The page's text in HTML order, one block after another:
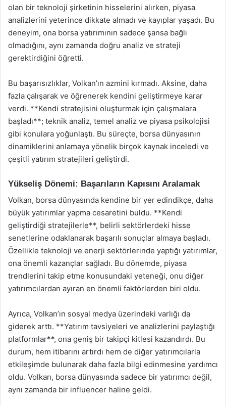
olan bir teknoloji şirketinin hisselerini alırken, piyasa
analizlerini yeterince dikkate almadı ve kayıplar yaşadı. Bu
deneyim, ona borsa yatırımının sadece şansa bağlı
olmadığını, aynı zamanda doğru analiz ve strateji
gerektirdiğini öğretti.
Bu başarısızlıklar, Volkan’ın azmini kırmadı. Aksine, daha
fazla çalışarak ve öğrenerek kendini geliştirmeye karar
verdi. **Kendi stratejisini oluşturmak için çalışmalara
başladı**; teknik analiz, temel analiz ve piyasa psikolojisi
gibi konulara yoğunlaştı. Bu süreçte, borsa dünyasının
dinamiklerini anlamaya yönelik birçok kaynak inceledi ve
çeşitli yatırım stratejileri geliştirdi.
Yükseliş Dönemi: Başarıların Kapısını Aralamak
Volkan, borsa dünyasında kendine bir yer edindikçe, daha
büyük yatırımlar yapma cesaretini buldu. **Kendi
geliştirdiği stratejilerle**, belirli sektörlerdeki hisse
senetlerine odaklanarak başarılı sonuçlar almaya başladı.
Özellikle teknoloji ve enerji sektörlerinde yaptığı yatırımlar,
ona önemli kazançlar sağladı. Bu dönemde, piyasa
trendlerini takip etme konusundaki yeteneği, onu diğer
yatırımcılardan ayıran en önemli faktörlerden biri oldu.
Ayrıca, Volkan’ın sosyal medya üzerindeki varlığı da
giderek arttı. **Yatırım tavsiyeleri ve analizlerini paylaştığı
platformlar**, ona geniş bir takipçi kitlesi kazandırdı. Bu
durum, hem itibarını artırdı hem de diğer yatırımcılarla
etkileşimde bulunarak daha fazla bilgi edinmesine yardımcı
oldu. Volkan, borsa dünyasında sadece bir yatırımcı değil,
aynı zamanda bir influencer haline geldi.